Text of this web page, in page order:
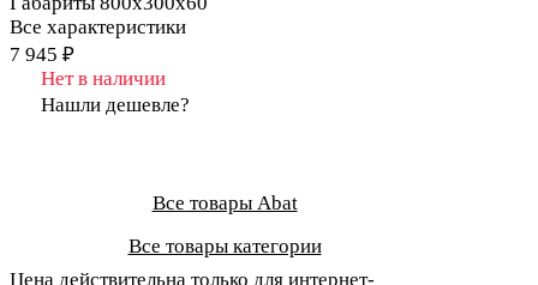
Все характеристики
7 945 ₽
Нет в наличии
Нашли дешевле?
Все товары Abat
Все товары категории
Цена действительна только для интернет-